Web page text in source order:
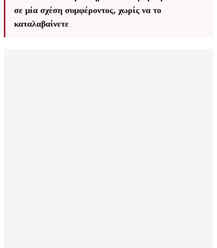
σε μία σχέση συμφέροντος, χωρίς να το
καταλαβαίνετε